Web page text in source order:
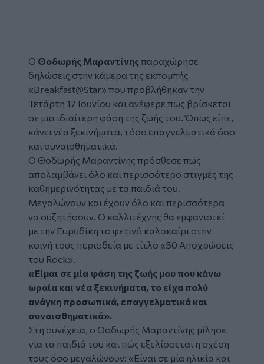
Ο Θοδωρής Μαραντίνηςπαραχώρησε
δηλώσεις στην κάμερα της εκπομπής
«Breakfast@Star» που προβλήθηκαν την
Τετάρτη 17 Ιουνίου και ανέφερε πως βρίσκεται
σε μια ιδιαίτερη φάση της ζωής του. Όπως είπε,
κάνει νέα ξεκινήματα, τόσο επαγγελματικά όσο
και συναισθηματικά.
Ο Θοδωρής Μαραντίνης πρόσθεσε πως
απολαμβάνει όλο και περισσότερο στιγμές της
καθημερινότητας με τα παιδιά του.
Μεγαλώνουν και έχουν όλο και περισσότερα
να συζητήσουν. Ο καλλιτέχνης θα εμφανιστεί
με την Ευρυδίκη το φετινό καλοκαίρι στην
κοινή τους περιοδεία με τίτλο «50 Αποχρώσεις
του Rock».
«Είμαι σε μία φάση της ζωής μου που κάνω
ωραία και νέα ξεκινήματα, το είχα πολύ
ανάγκη προσωπικά, επαγγελματικά και
συναισθηματικά».
Στη συνέχεια, ο Θοδωρής Μαραντίνης μίλησε
για τα παιδιά του και πώς εξελίσσεται η σχέση
τους όσο μεγαλώνουν: «Είναι σε μία ηλικία και